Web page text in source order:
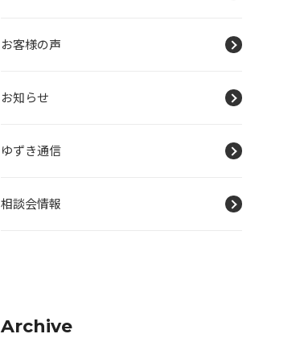
お客様の声
お知らせ
ゆずき通信
相談会情報
Archive